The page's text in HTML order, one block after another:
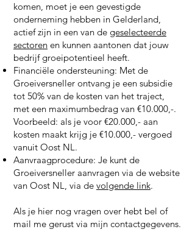
komen, moet je een gevestigde
onderneming hebben in Gelderland,
actief zijn in een van de geselecteerde
sectoren en kunnen aantonen dat jouw
bedrijf groeipotentieel heeft.
Financiële ondersteuning: Met de
Groeiversneller ontvang je een subsidie
tot 50% van de kosten van het traject,
met een maximumbedrag van €10.000,-.
Voorbeeld: als je voor €20.000,- aan
kosten maakt krijg je €10.000,- vergoed
vanuit Oost NL.
Aanvraagprocedure: Je kunt de
Groeiversneller aanvragen via de website
van Oost NL, via de volgende link.
Als je hier nog vragen over hebt bel of
mail me gerust via mijn contactgegevens.